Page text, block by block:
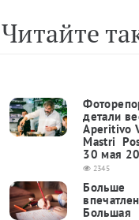
Читайте
детали
Aperitivo
Mastri
30 мая
2345
Больше
Большая